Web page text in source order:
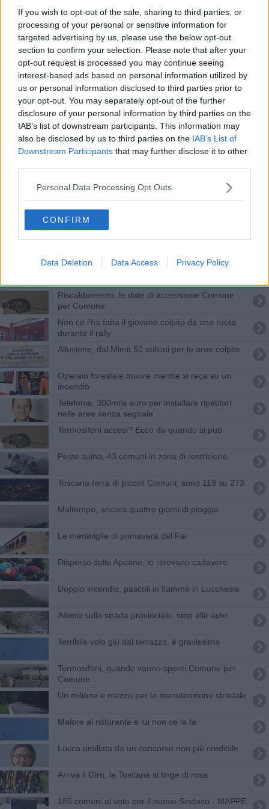
If you wish to opt-out of the sale, sharing to third parties, or
processing of your personal or sensitive information for
targeted advertising by us, please use the below opt-out
section to confirm your selection. Please note that after your
opt-out request is processed you may continue seeing
interest-based ads based on personal information utilized by
us or personal information disclosed to third parties prior to
your opt-out. You may separately opt-out of the further
disclosure of your personal information by third parties on the
IAB’s list of downstream participants. This information may
also be disclosed by us to third parties on the IAB’s List of
Downstream Participants that may further disclose it to other
Personal Data Processing Opt Outs
CONFIRM
Data Deletion Data Access Privacy Policy
Migliaia al buio per i danni causati dalla neve
La neve non dà tregua, allerta tetti e allevamenti
Casi di Covid triplicati nella Toscana della costa
Alle elementari viene giù il controsoffitto
Sul territorio provinciale 474 nuovi casi di Covid
Travolto da un albero all'ombra della statale
La Toscana spegne i termosifoni, ecco dove
Pnrr in Sanità, ecco i cantieri nelle Asl toscane
Autobotti e pick up, si potenzia il sistema
Riscaldamento, le date di accensione Comune
per Comune
Non ce l'ha fatta il giovane colpito da una ruota
durante il rally
Alluvione, dal Mimit 50 milioni per le aree colpite
Operaio forestale muore mentre si reca su un
incendio
Telefonia, 300mila euro per installare ripetitori
nelle aree senza segnale
Termosifoni accesi? Ecco da quando si può
Peste suina, 43 comuni in zona di restrizione
Toscana terra di piccoli Comuni, sono 119 su 273
Maltempo, ancora quattro giorni di pioggia
Le meraviglie di primavera del Fai
Disperso sulle Apuane, lo ritrovano cadavere
Doppio incendio, pascoli in fiamme in Lucchesia
Albero sulla strada provinciale, stop alle auto
Terribile volo giù dal terrazzo, è gravissima
Termosifoni, quando vanno spenti Comune per
Comune
Un milione e mezzo per la manutenzione stradale
Malore al ristorante e lui non ce la fa
Lucca umiliata da un concorso non più credibile
Arriva il Giro, la Toscana si tinge di rosa
185 comuni al voto per il nuovo Sindaco - MAPPE